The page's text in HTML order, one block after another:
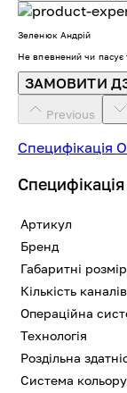
Зеленюк Андрій
Не впевнений чи пасує
ЗАМОВИТИ
Previous
Специфікація
Специфікація
Артикул
Бренд
Габаритні
Кількість каналів
Операційна
Технологія
Роздільна
Система кольору